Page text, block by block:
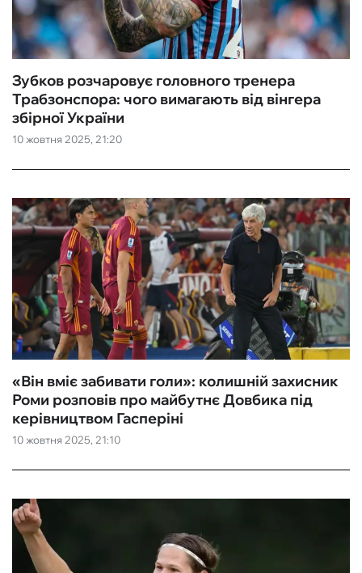
10 жовтня 2025, 21:20
Зубков розчаровує головного тренера
Трабзонспора: чого вимагають від вінгера
збірної України
10 жовтня 2025, 21:10
«Він вміє забивати голи»: колишній захисник
Роми розповів про майбутнє Довбика під
керівництвом Гасперіні